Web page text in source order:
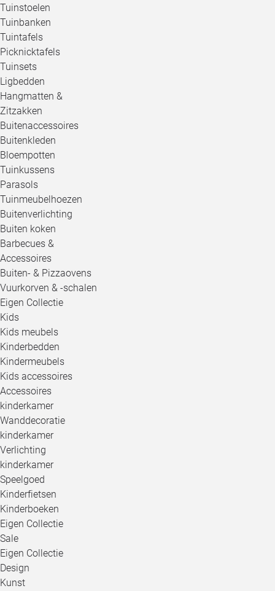
Tuinstoelen
Tuinbanken
Tuintafels
Picknicktafels
Tuinsets
Ligbedden
Hangmatten &
Zitzakken
Buitenaccessoires
Buitenkleden
Bloempotten
Tuinkussens
Parasols
Tuinmeubelhoezen
Buitenverlichting
Buiten koken
Barbecues &
Accessoires
Buiten- & Pizzaovens
Vuurkorven & -schalen
Eigen Collectie
Kids
Kids meubels
Kinderbedden
Kindermeubels
Kids accessoires
Accessoires
kinderkamer
Wanddecoratie
kinderkamer
Verlichting
kinderkamer
Speelgoed
Kinderfietsen
Kinderboeken
Eigen Collectie
Sale
Eigen Collectie
Design
Kunst